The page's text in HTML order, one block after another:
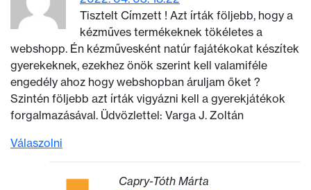
Tisztelt Címzett ! Azt írták följebb, hogy a
kézműves termékeknek tökéletes a
webshopp. Én kézművesként natúr fajátékokat készítek
gyerekeknek, ezekhez önök szerint kell valamiféle
engedély ahoz hogy webshopban áruljam őket ?
Szintén följebb azt írták vigyázni kell a gyerekjátékok
forgalmazásával. Üdvözlettel: Varga J. Zoltán
Válaszolni
Capry-Tóth Márta